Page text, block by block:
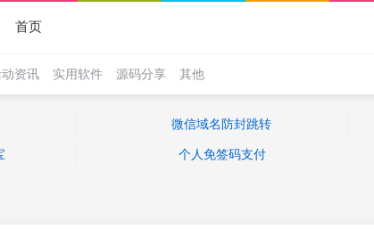
首页
资讯 实用软件 源码分享 其他
微信域名防封跳转
个人免签码支付